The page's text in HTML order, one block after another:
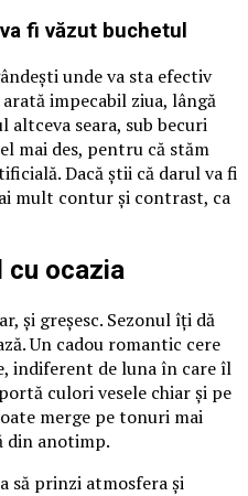
fi văzut buchetul
unde va sta efectiv
impecabil ziua, lângă
seara, sub becuri
mai des, pentru că stăm
Dacă știi că darul va fi
mult contur și contrast, ca
cu ocazia
și greșesc. Sezonul îți dă
Un cadou romantic cere
indiferent de luna în care îl
culori vesele chiar și pe
merge pe tonuri mai
din anotimp.
să prinzi atmosfera și